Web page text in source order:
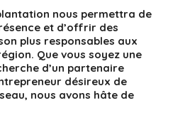
nous permettra de
et d’offrir des
plus responsables aux
Que vous soyez une
d’un partenaire
désireux de
nous avons hâte de